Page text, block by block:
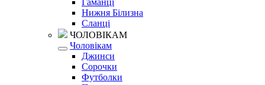
Гаманці
Нижня Білизна
Сланці
ЧОЛОВІКАМ
Чоловікам
Джинси
Сорочки
Футболки